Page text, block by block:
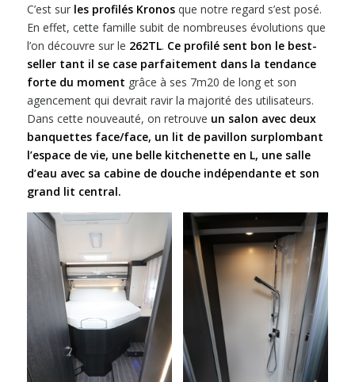
C’est surles profilés Kronosque notre regard s’est posé.
En effet, cette famille subit de nombreuses évolutions que
l’on découvre sur le 262TL. Ce profilé sent bon le best-
seller tant il se case parfaitement dans la tendance
forte du moment grâce à ses 7m20 de long et son
agencement qui devrait ravir la majorité des utilisateurs.
Dans cette nouveauté, on retrouve un salon avec deux
banquettes face/face, un lit de pavillon surplombant
l’espace de vie, une belle kitchenette en L, une salle
d’eau avec sa cabine de douche indépendante et son
grand lit central.